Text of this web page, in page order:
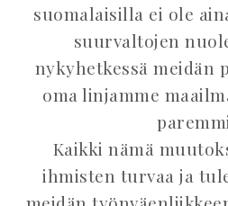
suomalaisilla ei ole
suurvaltojen
nykyhetkessä meidän
oma linjamme
Kaikki nämä
ihmisten turvaa ja